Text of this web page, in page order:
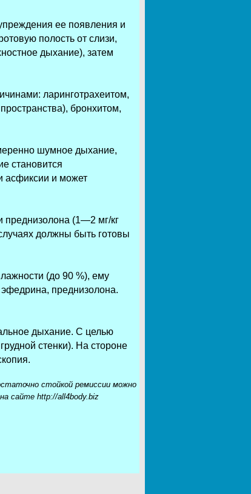
ее появления и
полость от слизи,
дыхание), затем
ларинготрахеитом,
бронхитом,
шумное дыхание,
становится
асфиксии и может
преднизолона (1—2 мг/кг
должны быть готовы
(до 90 %), ему
преднизолона.
дыхание. С целью
стенки). На стороне
стойкой ремиссии можно
сайте http://all4body.biz